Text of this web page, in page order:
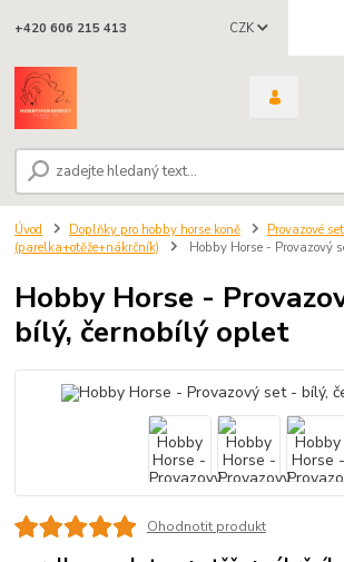
CZK
+420 606 215 413
Úvod Doplňky pro hobby horse koně
Provazové
(parelka+otěže+nákrčník)
Hobby Horse - Provazový
Hobby Horse -
bílý, černobílý oplet
Ohodnotit produkt